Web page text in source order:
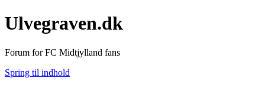
Ulvegraven.dk
Forum for FC Midtjylland fans
Spring til indhold